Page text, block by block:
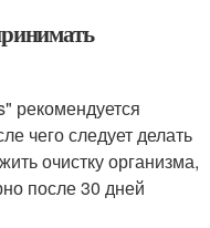
рекомендуется
чего следует делать
очистку организма,
после 30 дней